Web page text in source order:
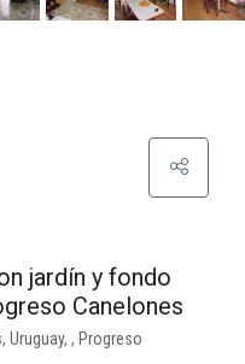
jardín y fondo
Canelones
Uruguay, , Progreso